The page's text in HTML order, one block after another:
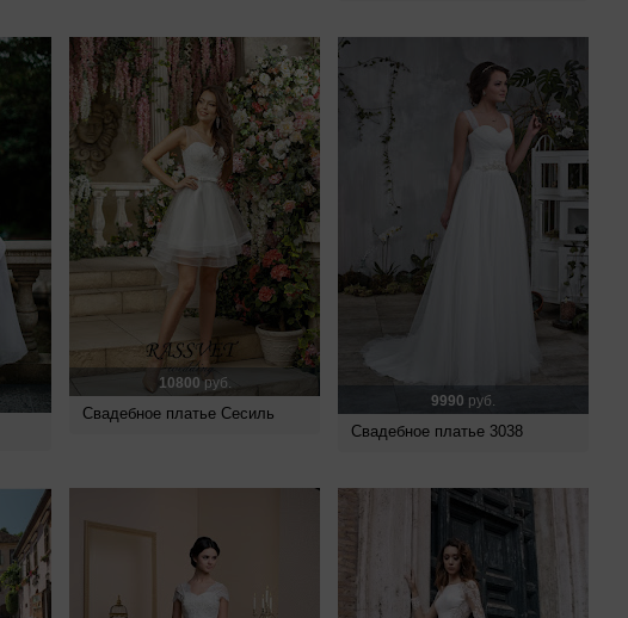
10800 руб.
Свадебное платье Сесиль
9990 руб.
Свадебное платье 3038